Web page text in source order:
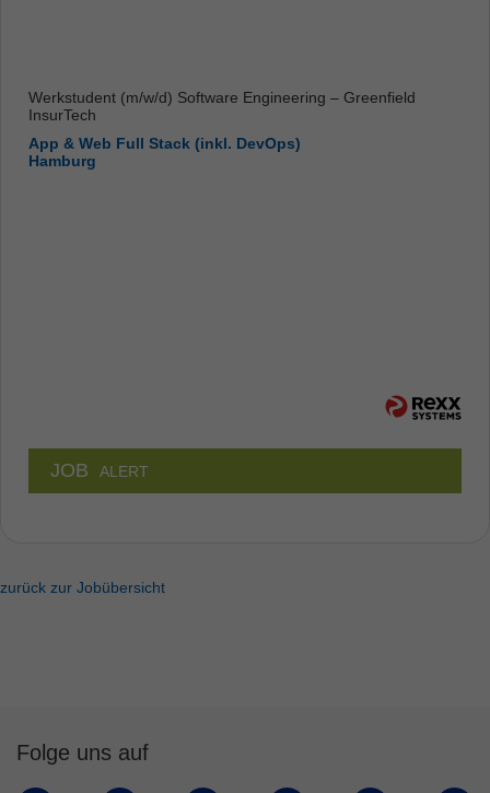
Werkstudent (m/w/d) Software Engineering – Greenfield
InsurTech
App & Web Full Stack (inkl. DevOps)
Hamburg
JOB ALERT
zurück zur Jobübersicht
Folge uns auf